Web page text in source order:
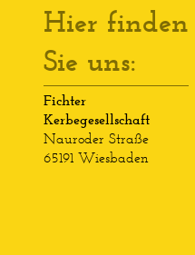
Hier finden
Sie uns:
Fichter
Kerbegesellschaft
Nauroder Straße
65191 Wiesbaden